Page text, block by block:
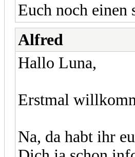
Euch noch einen
Alfred
Hallo Luna,
Erstmal
Na, da habt ihr